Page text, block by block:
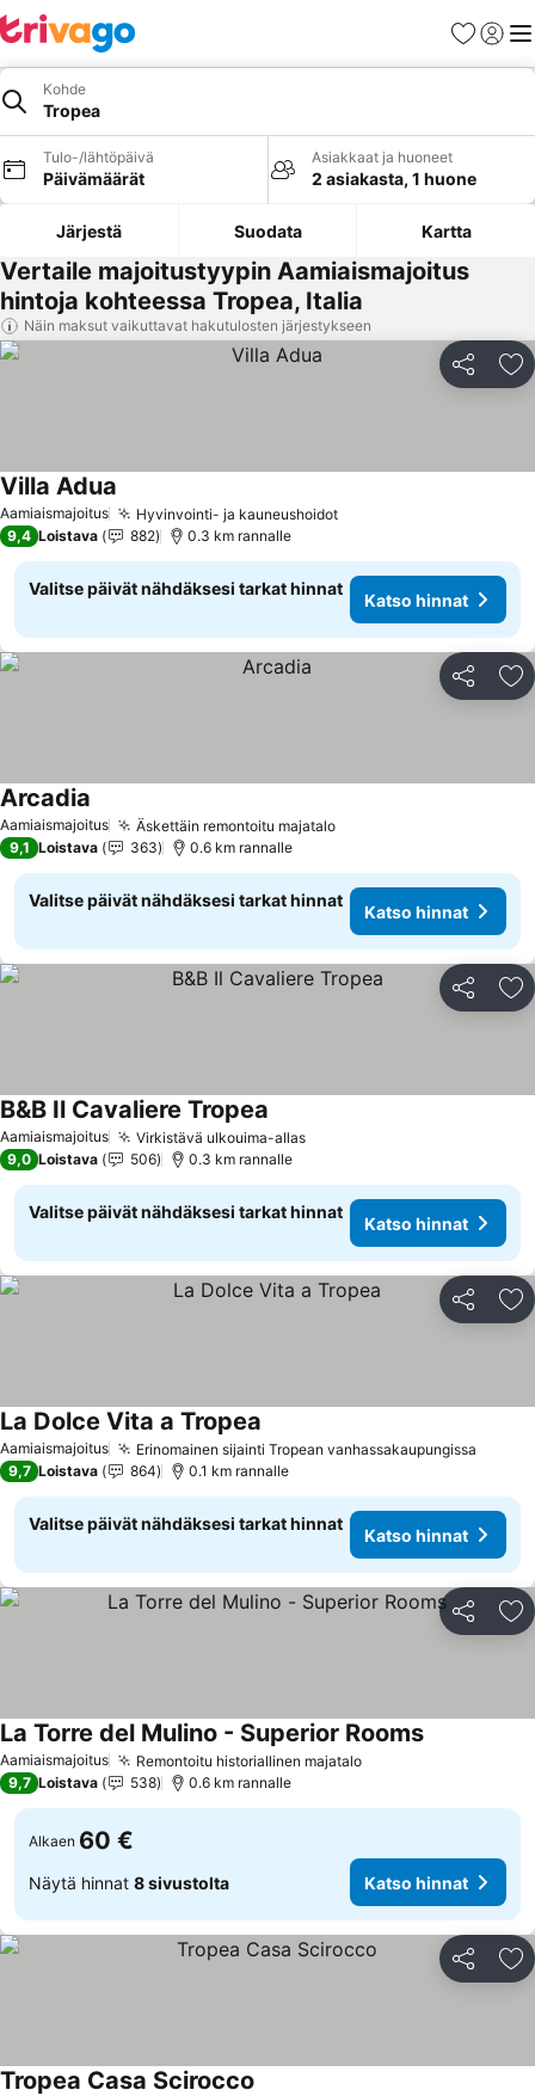
Suosikit
Kohde
Tropea
Tulo-/lähtöpäivä
Päivämäärät
Asiakkaat ja huoneet
2 asiakasta, 1 huone
Järjestä Suodata Kartta
Vertaile majoitustyypin Aamiaismajoitus
hintoja kohteessa Tropea, Italia
Näin maksut vaikuttavat hakutulosten järjestykseen
Jaa
Aamiaismajoitus Hyvinvointi- ja kauneushoidot
Villa Adua
9,4 Loistava 882 0.3 km rannalle
Valitse päivät nähdäksesi tarkat hinnat
Katso hinnat
Jaa
Aamiaismajoitus Äskettäin remontoitu majatalo
Arcadia
9,1 Loistava 363 0.6 km rannalle
Valitse päivät nähdäksesi tarkat hinnat
Katso hinnat
Jaa
Aamiaismajoitus Virkistävä ulkouima-allas
B&B Il Cavaliere Tropea
9,0 Loistava 506 0.3 km rannalle
Valitse päivät nähdäksesi tarkat hinnat
Katso hinnat
Jaa
Aamiaismajoitus Erinomainen sijainti Tropean vanhassakaupungissa
La Dolce Vita a Tropea
9,7 Loistava 864 0.1 km rannalle
Valitse päivät nähdäksesi tarkat hinnat
Katso hinnat
Jaa
Aamiaismajoitus Remontoitu historiallinen majatalo
La Torre del Mulino - Superior Rooms
9,7 Loistava 538 0.6 km rannalle
Alkaen 60 €
Näytä hinnat 8 sivustolta Katso hinnat
Jaa
Tropea Casa Scirocco